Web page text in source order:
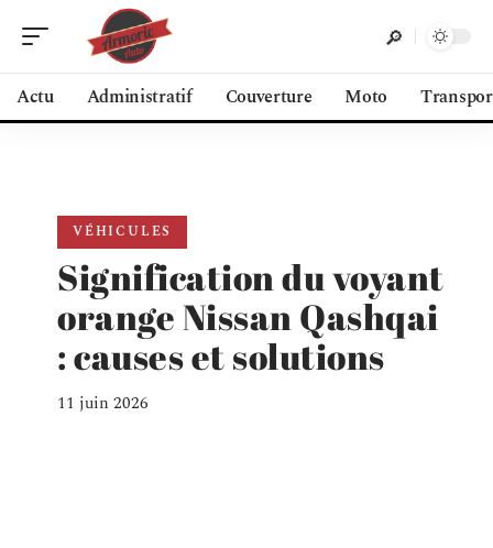
Actu Administratif Couverture Moto
VÉHICULES
Signification du voyant
orange Nissan Qashqai
: causes et solutions
11 juin 2026